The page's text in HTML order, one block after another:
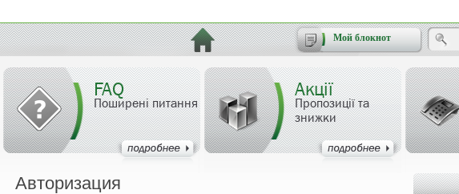
Мой блокнот
FAQ
Поширені питання
Акції
Пропозиції та
знижки
Авторизация